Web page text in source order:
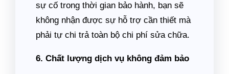
sự cố trong thời gian bảo hành, bạn sẽ
không nhận được sự hỗ trợ cần thiết mà
phải tự chi trả toàn bộ chi phí sửa chữa.
6. Chất lượng dịch vụ không đảm bảo